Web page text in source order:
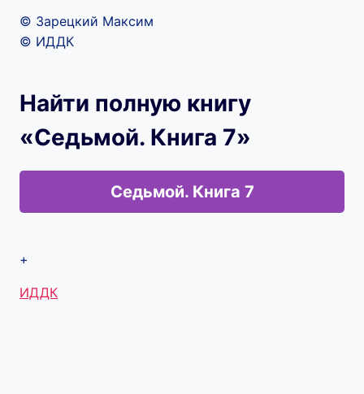
© Зарецкий Максим
© ИДДК
Найти полную книгу
«Седьмой. Книга 7»
Седьмой. Книга 7
+
Метки
ИДДК